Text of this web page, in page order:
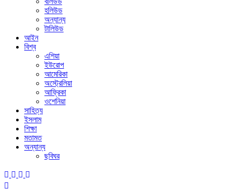
হলিউড
অন্যান্য
টালিউড
আইন
বিশ্ব
এশিয়া
ইউরোপ
আমেরিকা
অস্ট্রেলিয়া
আফ্রিকা
ওশেনিয়া
সাহিত্য
ইসলাম
শিক্ষা
মতামত
অন্যান্য
ছবিঘর